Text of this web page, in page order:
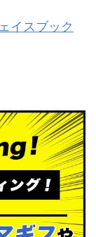
イスブック